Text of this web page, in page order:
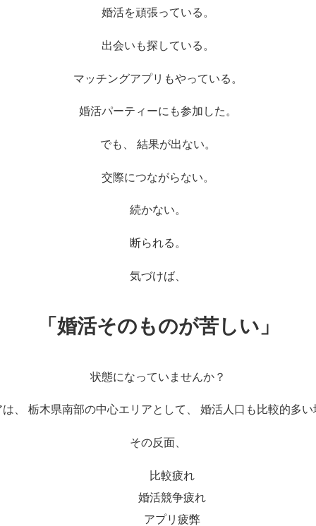
婚活を頑張っている。
出会いも探している。
マッチングアプリもやっている。
婚活パーティーにも参加した。
でも、 結果が出ない。
交際につながらない。
続かない。
断られる。
気づけば、
「婚活そのものが苦しい」
状態になっていませんか？
、 栃木県南部の中心エリアとして、 婚活人口も比較的多い
その反面、
比較疲れ
婚活競争疲れ
アプリ疲弊